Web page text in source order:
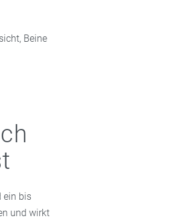
Beine
ein bis
und wirkt